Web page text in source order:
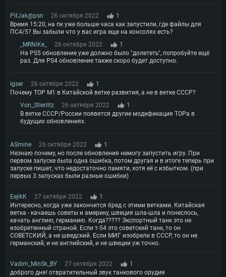
PitJak@psn 26 октября 2022
1
Время 15:20, на пк уже больше часа как запустили, где файлы для
ПС4/5? Вы забыли что у вас игра еще на консолях есть?
_MRNiKe_
26 октября 2022
1
На PS5 обновление уже должно было "долететь", попробуйте ещё
раз. Для PS4 обновление также скоро будет доступно.
Igser 26 октября 2022
1
Почему ТОР М1 в Китайской ветке развития, а не в ветке СССР?
Von_Stierlitz
26 октября 2022
1
В ветке СССР/России появятся другие модификация ТОРа в
будущих обновлениях.
ASmine 26 октября 2022
1
Незнаю почему, но после обновления немогу запустить игру. При
первом запуске была одна ошибка, потом другая и в итоге теперь при
запуске пишет, что недостаточно памяти, хотя её с избытком. (при
первых 3 запусках были разные ошибки)
EejikK 27 октября 2022
1
Интересно, когда уже закончится бред с этими ветками. Китайская
ветка - качаешь советы и америку, швеция шла-шла и понеслось,
качать англию, германию. Когда????? Экспортный танк это не
изобретенный страной. Если т-54 это советский танк, то он
СОВЕТСКИЙ, а не шведский. Если МИГ изобрели в СССР, то он не
германский, и не английский, и не швеции уж точно.
Vadim_MinSk_BY 27 октября 2022
1
доброго дня! отвратительный звук танкового орудия